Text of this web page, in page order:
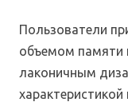
Пользователи
объемом
лаконичным